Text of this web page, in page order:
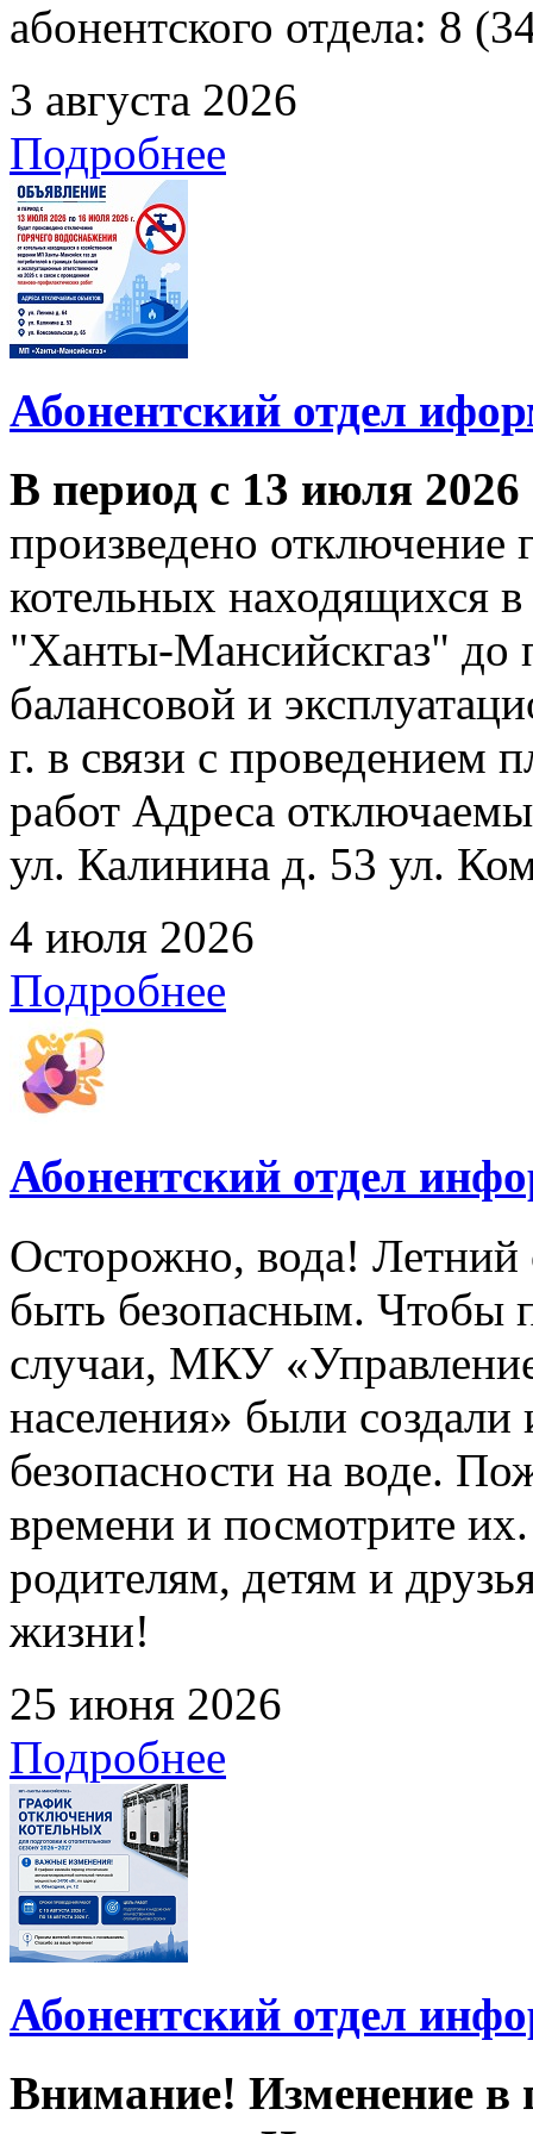
абонентского отдела: 8
3 августа 2026
Подробнее
Абонентский отдел
В период с 13 июля
произведено отключение
котельных находящихся
"Ханты-Мансийскгаз" до
балансовой и
г. в связи с проведением
работ Адреса
ул. Калинина д. 53 ул.
4 июля 2026
Подробнее
Абонентский отдел
Осторожно, вода! Летний
быть безопасным. Чтобы
случаи, МКУ
населения» были
безопасности на воде.
времени и посмотрите
родителям, детям и
жизни!
25 июня 2026
Подробнее
Абонентский отдел
Внимание! Изменение в